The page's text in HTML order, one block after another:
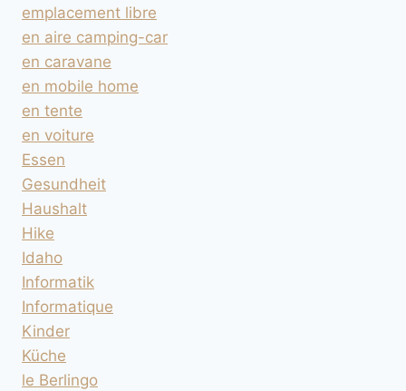
emplacement libre
en aire camping-car
en caravane
en mobile home
en tente
en voiture
Essen
Gesundheit
Haushalt
Hike
Idaho
Informatik
Informatique
Kinder
Küche
le Berlingo